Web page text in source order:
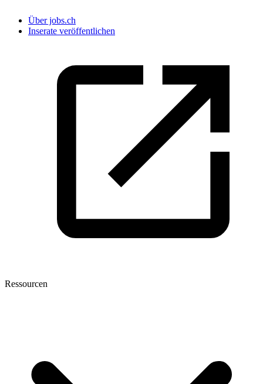
Über jobs.ch
Inserate veröffentlichen
Ressourcen